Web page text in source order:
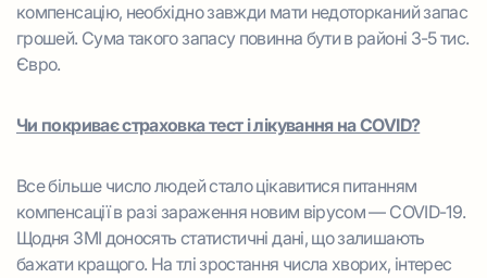
компенсацію, необхідно завжди мати недоторканий запас
грошей. Сума такого запасу повинна бути в районі 3-5 тис.
Євро.
Чи покриває страховка тест і лікування на COVID?
Все більше число людей стало цікавитися питанням
компенсації в разі зараження новим вірусом — COVID-19.
Щодня ЗМІ доносять статистичні дані, що залишають
бажати кращого. На тлі зростання числа хворих, інтерес